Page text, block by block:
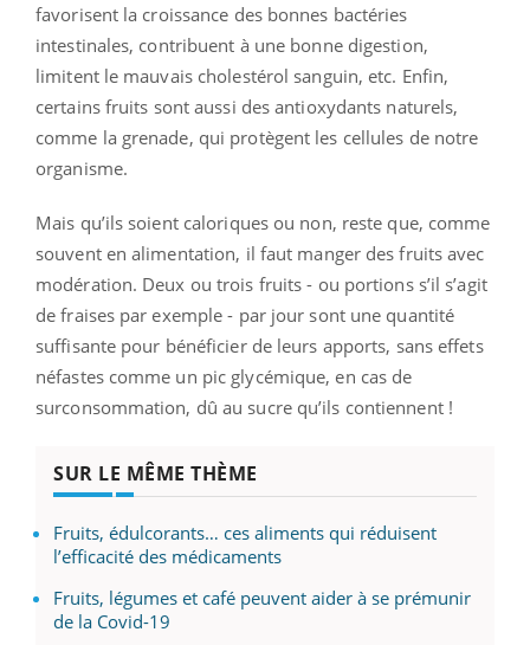
favorisent la croissance des bonnes bactéries
intestinales, contribuent à une bonne digestion,
limitent le mauvais cholestérol sanguin, etc. Enfin,
certains fruits sont aussi des antioxydants naturels,
comme la grenade, qui protègent les cellules de notre
organisme.
Mais qu’ils soient caloriques ou non, reste que, comme
souvent en alimentation, il faut manger des fruits avec
modération. Deux ou trois fruits - ou portions s’il s’agit
de fraises par exemple - par jour sont une quantité
suffisante pour bénéficier de leurs apports, sans effets
néfastes comme un pic glycémique, en cas de
surconsommation, dû au sucre qu’ils contiennent !
SUR LE MÊME THÈME
Fruits, édulcorants… ces aliments qui réduisent
l’efficacité des médicaments
Fruits, légumes et café peuvent aider à se prémunir
de la Covid-19